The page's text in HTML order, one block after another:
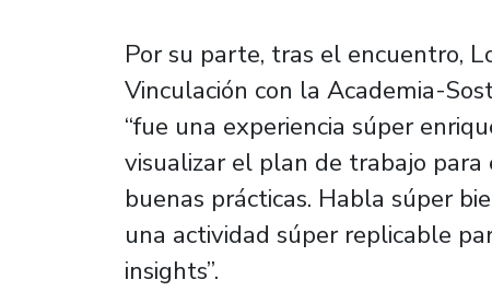
Por su parte, tras el encuentro,
Vinculación con la Academia-
“fue una experiencia súper
visualizar el plan de trabajo
buenas prácticas. Habla súper
una actividad súper replicable
insights”.